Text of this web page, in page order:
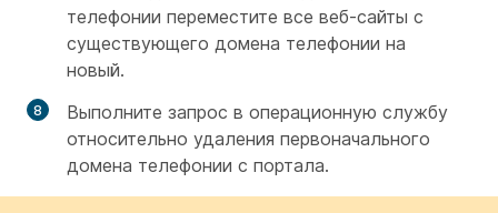
телефонии переместите все веб-сайты с
существующего домена телефонии на
новый.
Выполните запрос в операционную службу
относительно удаления первоначального
домена телефонии с портала.